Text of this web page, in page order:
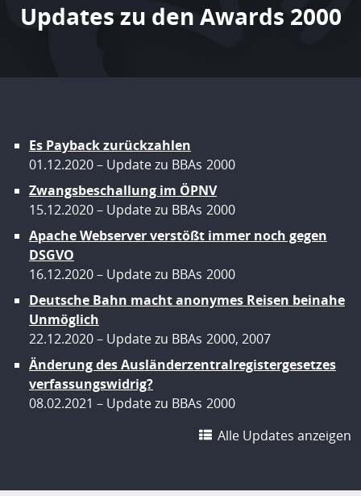
Updates zu den Awards 2000
Es Payback zurückzahlen
01.12.2020
Update zu BBAs 2000
Zwangsbeschallung im ÖPNV
15.12.2020
Update zu BBAs 2000
Apache Webserver verstößt immer noch gegen
DSGVO
16.12.2020
Update zu BBAs 2000
Deutsche Bahn macht anonymes Reisen beinahe
Unmöglich
22.12.2020
Update zu BBAs 2000, 2007
Änderung des Ausländerzentralregistergesetzes
verfassungswidrig?
08.02.2021
Update zu BBAs 2000
Alle Updates anzeigen